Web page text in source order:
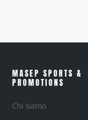
MASEP SPORTS &
PROMOTIONS
Chi siamo